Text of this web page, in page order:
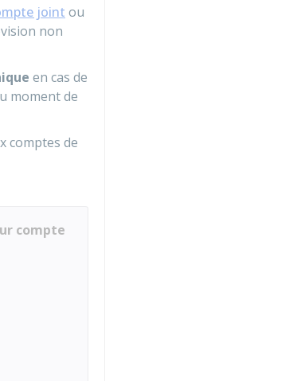
joint ou
non
en cas de
moment de
comptes de
compte